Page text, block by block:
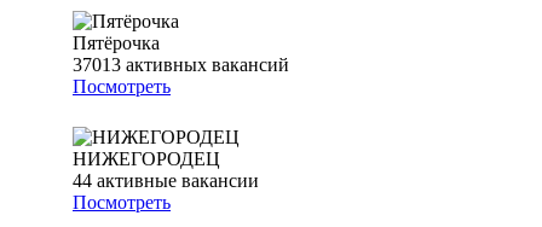
Пятёрочка
37013 активных вакансий
Посмотреть
НИЖЕГОРОДЕЦ
44 активные вакансии
Посмотреть